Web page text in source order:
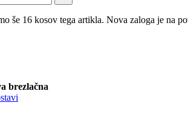
še 16 kosov tega artikla. Nova zaloga je na
brezlačna